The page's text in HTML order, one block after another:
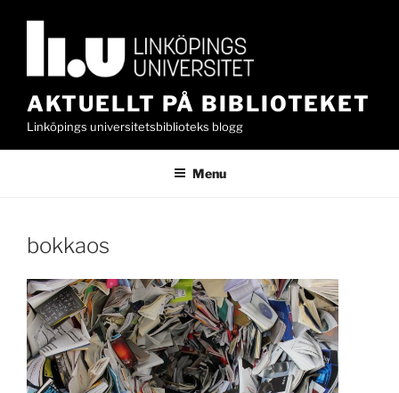
AKTUELLT PÅ BIBLIOTEKET
Linköpings universitetsbiblioteks blogg
Menu
bokkaos